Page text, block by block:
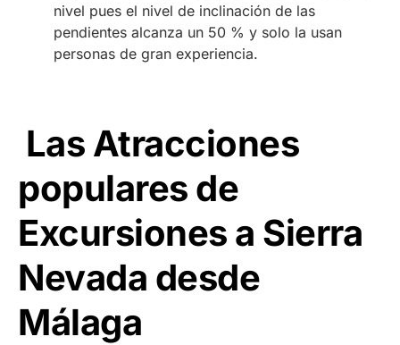
nivel pues el nivel de inclinación de las
pendientes alcanza un 50 % y solo la usan
personas de gran experiencia.
Las Atracciones
populares de
Excursiones a Sierra
Nevada desde
Málaga